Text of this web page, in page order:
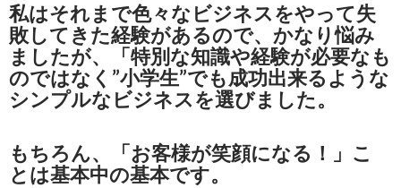
私はそれまで色々なビジネスをやって失
敗してきた経験があるので、かなり悩み
ましたが、「特別な知識や経験が必要なも
のではなく”小学生”でも成功出来るような
シンプルなビジネスを選びました。
もちろん、「お客様が笑顔になる！」こ
とは基本中の基本です。